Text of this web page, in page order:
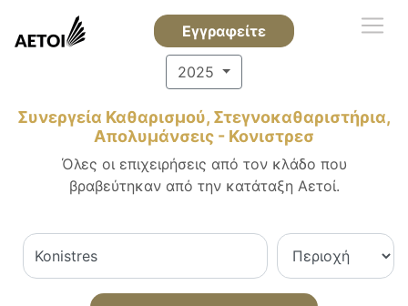
Εγγραφείτε
2025
Συνεργεία Καθαρισμού, Στεγνοκαθαριστήρια,
Απολυμάνσεις - Κονιστρεσ
Όλες οι επιχειρήσεις από τον κλάδο που
βραβεύτηκαν από την κατάταξη Αετοί.